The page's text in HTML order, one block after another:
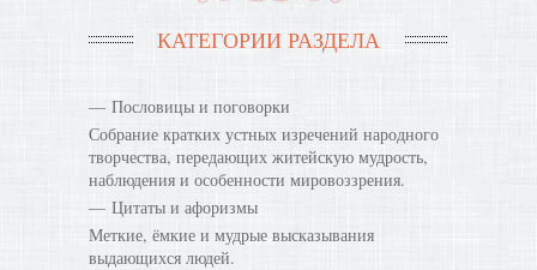
КАТЕГОРИИ РАЗДЕЛА
Пословицы и поговорки
Собрание кратких устных изречений народного
творчества, передающих житейскую мудрость,
наблюдения и особенности мировоззрения.
Цитаты и афоризмы
Меткие, ёмкие и мудрые высказывания
выдающихся людей.